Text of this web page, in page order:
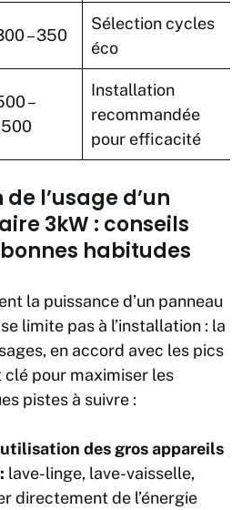
– 350
Sélection cycles
éco
–
Installation
recommandée
pour efficacité
l’usage d’un
3kW : conseils
habitudes
la puissance d’un panneau
limite pas à l’installation : la
en accord avec les pics
pour maximiser les
pistes à suivre :
des gros appareils
lave-linge, lave-vaisselle,
directement de l’énergie